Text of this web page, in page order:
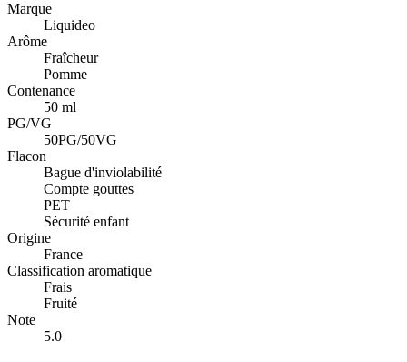
Marque
Liquideo
Arôme
Fraîcheur
Pomme
Contenance
50 ml
PG/VG
50PG/50VG
Flacon
Bague d'inviolabilité
Compte gouttes
PET
Sécurité enfant
Origine
France
Classification aromatique
Frais
Fruité
Note
5.0